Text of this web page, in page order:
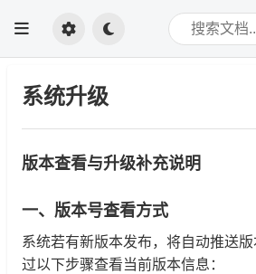
系统升级
版本查看与升级补充说明
一、版本号查看方式
系统若有新版本发布，将自动推送
过以下步骤查看当前版本信息：